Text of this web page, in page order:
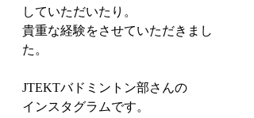
していただいたり。
貴重な経験をさせていただきまし
た。
JTEKTバドミントン部さんの
インスタグラムです。